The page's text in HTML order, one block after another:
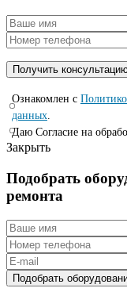
Ознакомлен с
данных.
Даю Согласие на
Закрыть
Подобрать
ремонта